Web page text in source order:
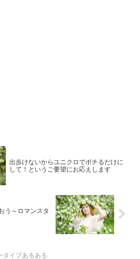
出歩けないからユニクロでポチるだけに
して！というご要望にお応えします
う～ロマンスタ
タイプあるある